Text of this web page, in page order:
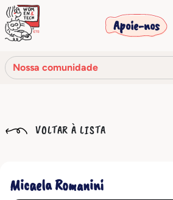
Apoie-nos
Nossa comunidade
Código de Ética
VOLTAR À LISTA
Micaela Romanini